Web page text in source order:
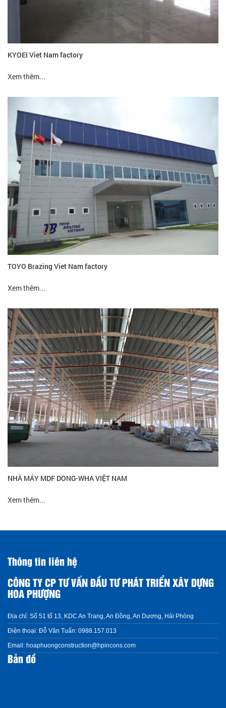
KYOEI Viet Nam factory
Xem thêm...
TOYO Brazing Viet Nam factory
Xem thêm...
NHÀ MÁY MDF DONG-WHA VIỆT NAM
Xem thêm...
Thông tin liên hệ
CÔNG TY CP TƯ VẤN ĐẦU TƯ PHÁT TRIỂN XÂY DỰNG
HOA PHƯỢNG
Địa chỉ: Số 51 tổ 13, KDC An Trang, An Đồng, An Dương, Hải Phòng
Điện thoại: Đỗ Văn Tuấn: 0988.157.013
Email: hoaphuongconstruction@hpincons.com
Bản đồ